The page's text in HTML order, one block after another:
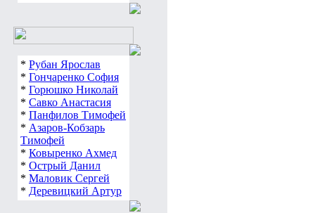
* Рубан Ярослав
* Гончаренко София
* Горюшко Николай
* Савко Анастасия
* Панфилов Тимофей
* Азаров-Кобзарь
Тимофей
* Ковыренко Ахмед
* Острый Данил
* Маловик Сергей
* Деревицкий Артур